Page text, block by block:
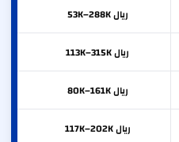
ريال 53K–288K
ريال 113K–315K
ريال 80K–161K
ريال 117K–202K